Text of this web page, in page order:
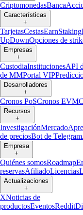
CriptomonedasBanca
Características
+
TarjetasCestasEarnStaking
UpDownOpciones de
Empresas
+
CustodiaInstitucionesAPI
de MMPortal VIP
Desarrolladores
+
Cronos PoSCronos EVM
Recursos
+
InvestigaciónMercado
de preciosBot de Telegram
Empresa
+
Quiénes somosRoadmap
reservasAfiliadoLicencias
Actualizaciones
+
XNoticias de
productosEventosReddit